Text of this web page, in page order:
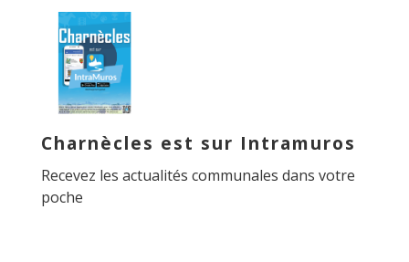
Charnècles est sur Intramuros
Recevez les actualités communales dans votre
poche